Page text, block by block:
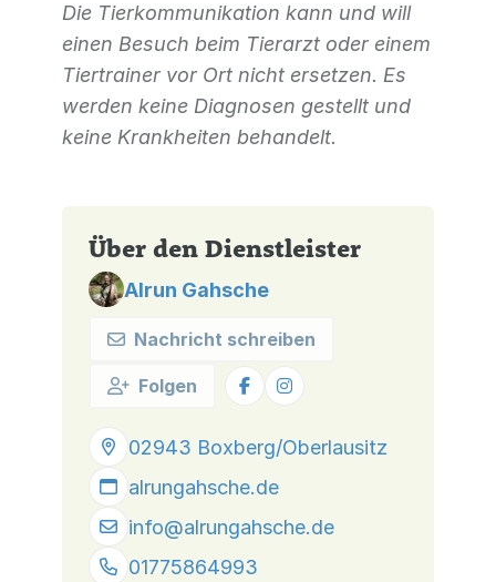
Die Tierkommunikation kann und will
einen Besuch beim Tierarzt oder einem
Tiertrainer vor Ort nicht ersetzen. Es
werden keine Diagnosen gestellt und
keine Krankheiten behandelt.
Über den Dienstleister
Alrun Gahsche
Nachricht schreiben
Folgen
02943 Boxberg/Oberlausitz
alrungahsche.de
info@alrungahsche.de
01775864993